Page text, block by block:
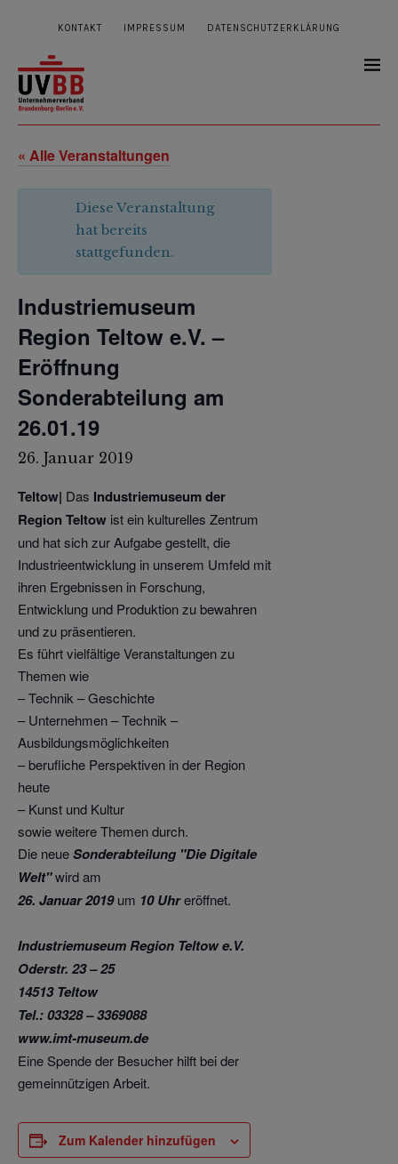
KONTAKT IMPRESSUM DATENSCHUTZERKLÄRUNG
« Alle Veranstaltungen
Diese Veranstaltung
hat bereits
stattgefunden.
Industriemuseum
Region Teltow e.V. –
Eröffnung
Sonderabteilung am
26.01.19
26. Januar 2019
Teltow| Das Industriemuseum der
Region Teltow ist ein kulturelles Zentrum
und hat sich zur Aufgabe gestellt, die
Industrieentwicklung in unserem Umfeld mit
ihren Ergebnissen in Forschung,
Entwicklung und Produktion zu bewahren
und zu präsentieren.
Es führt vielfältige Veranstaltungen zu
Themen wie
– Technik – Geschichte
– Unternehmen – Technik –
Ausbildungsmöglichkeiten
– berufliche Perspektiven in der Region
heute
– Kunst und Kultur
sowie weitere Themen durch.
Die neueSonderabteilung "Die Digitale
Welt"wird am
26. Januar 2019um 10 Uhreröffnet.
Industriemuseum Region Teltow e.V.
Oderstr. 23 – 25
14513 Teltow
Tel.: 03328 – 3369088
www.imt-museum.de
Eine Spende der Besucher hilft bei der
gemeinnützigen Arbeit.
Zum Kalender hinzufügen